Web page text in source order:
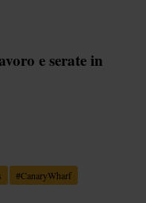
e serate in
#CanaryWharf